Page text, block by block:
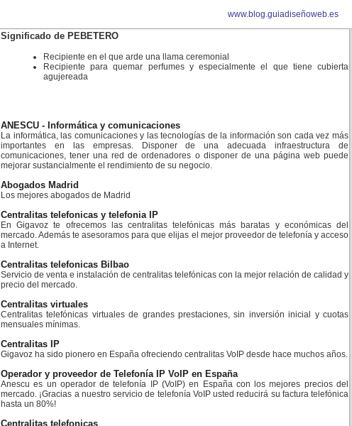
www.blog.guiadiseñoweb.es
Significado de PEBETERO
Recipiente en el que arde una llama ceremonial
Recipiente para quemar perfumes y especialmente el que tiene cubierta
agujereada
ANESCU - Informática y comunicaciones
La informática, las comunicaciones y las tecnologías de la información son cada vez más
importantes en las empresas. Disponer de una adecuada infraestructura de
comunicaciones, tener una red de ordenadores o disponer de una página web puede
mejorar sustancialmente el rendimiento de su negocio.
Abogados Madrid
Los mejores abogados de Madrid
Centralitas telefonicas y telefonia IP
En Gigavoz te ofrecemos las centralitas telefónicas más baratas y económicas del
mercado. Además te asesoramos para que elijas el mejor proveedor de telefonía y acceso
a Internet.
Centralitas telefonicas Bilbao
Servicio de venta e instalación de centralitas telefónicas con la mejor relación de calidad y
precio del mercado.
Centralitas virtuales
Centralitas telefónicas virtuales de grandes prestaciones, sin inversión inicial y cuotas
mensuales mínimas.
Centralitas IP
Gigavoz ha sido pionero en España ofreciendo centralitas VoIP desde hace muchos años.
Operador y proveedor de Telefonía IP VoIP en España
Anescu es un operador de telefonía IP (VoIP) en España con los mejores precios del
mercado. ¡Gracias a nuestro servicio de telefonía VoIP usted reducirá su factura telefónica
hasta un 80%!
Centralitas telefonicas